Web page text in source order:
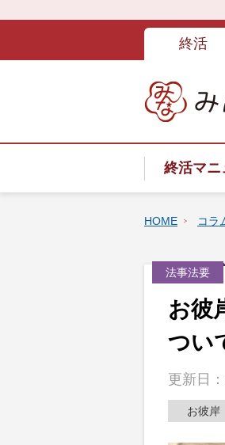
終活
終活マニ
終活サ
終活あ
遺言書
散骨
動画
HOME コラ
法事法要
お彼
つい
更新日
お彼岸